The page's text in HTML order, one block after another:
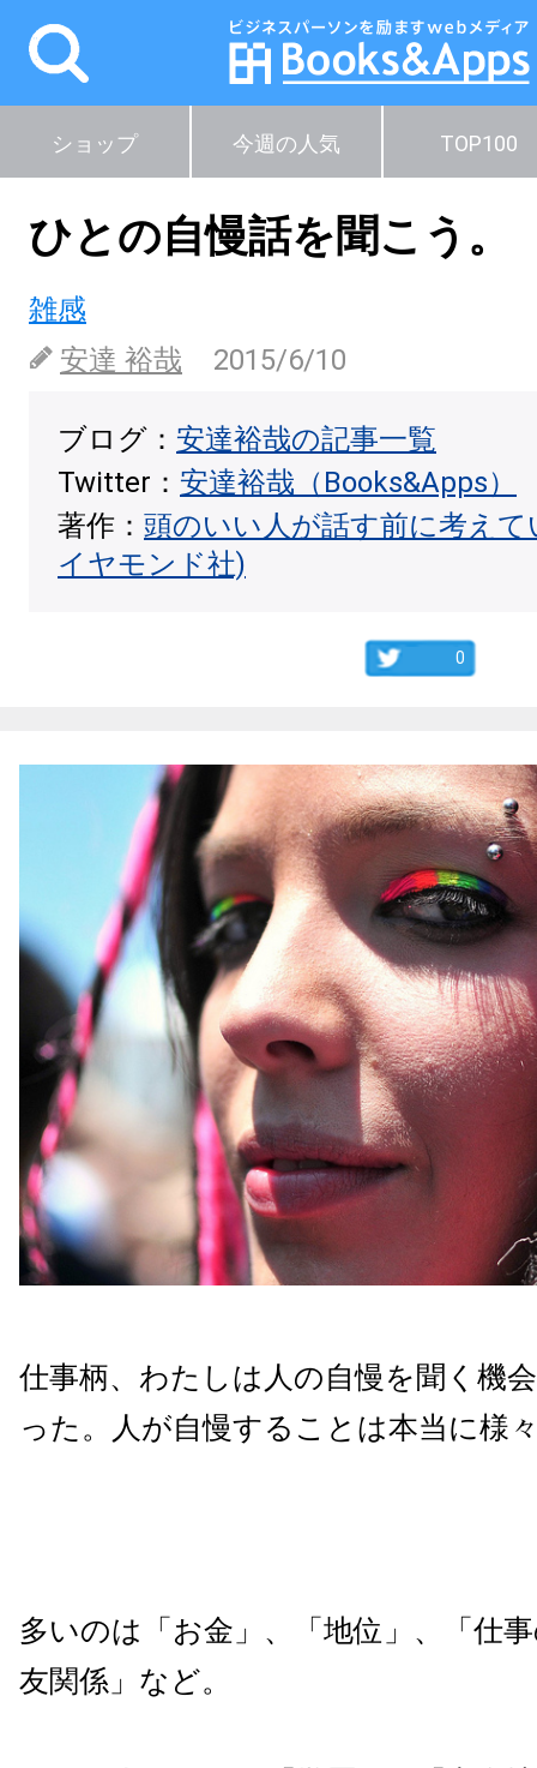
ショップ 今週の人気 TOP100
ひとの自慢話を聞こう。
雑感
安達 裕哉
2015/6/10
ブログ： 安達裕哉の記事一覧
Twitter： 安達裕哉（Books&Apps）
著作： 頭のいい人が話す前に考え
イヤモンド社)
0
仕事柄、わたしは人の自慢を聞く機
った。人が自慢することは本当に様
多いのは「お金」、「地位」、「仕
友関係」など。